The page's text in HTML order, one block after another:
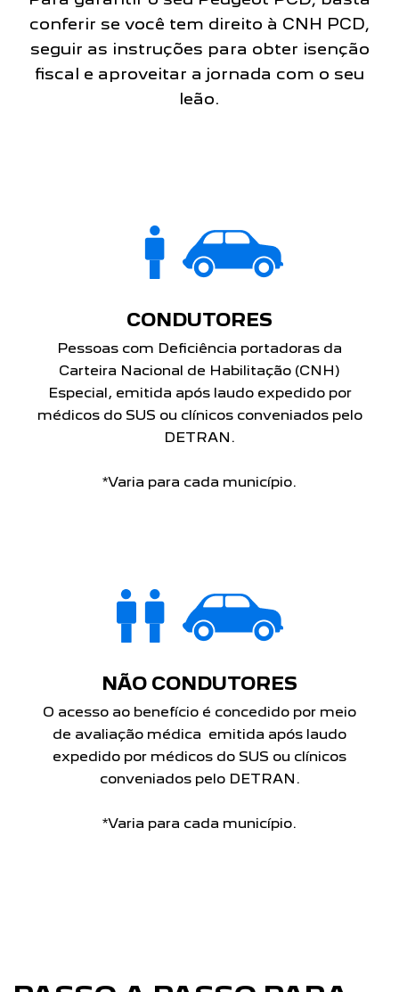
conferir se você tem direito à CNH PCD,
seguir as instruções para obter isenção
fiscal e aproveitar a jornada com o seu
leão.
CONDUTORES
Pessoas com Deficiência portadoras da
Carteira Nacional de Habilitação (CNH)
Especial, emitida após laudo expedido por
médicos do SUS ou clínicos conveniados pelo
DETRAN.
*Varia para cada município.
NÃO CONDUTORES
O acesso ao benefício é concedido por meio
de avaliação médica emitida após laudo
expedido por médicos do SUS ou clínicos
conveniados pelo DETRAN.
*Varia para cada município.